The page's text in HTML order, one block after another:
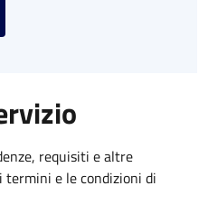
requisiti e altre
e le condizioni di